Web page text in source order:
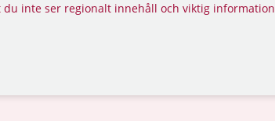
du inte ser regionalt innehåll och viktig